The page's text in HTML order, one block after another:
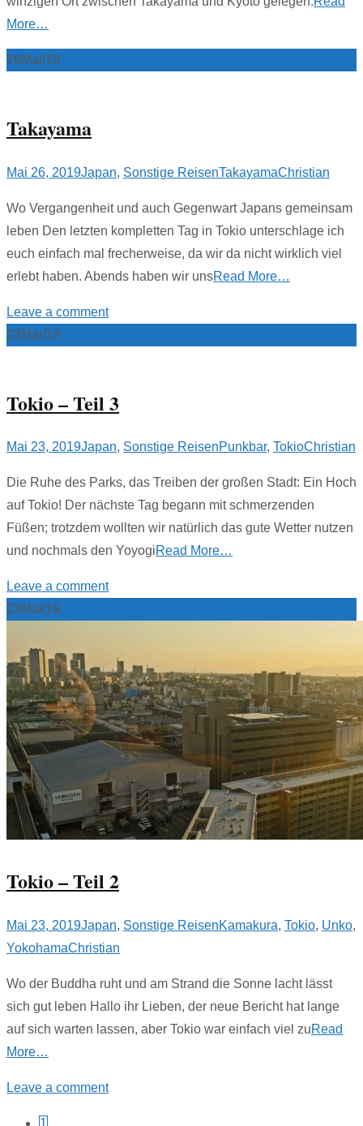
More…
26Mai/19
Takayama
Mai 26, 2019Japan, Sonstige ReisenTakayamaChristian
Wo Vergangenheit und auch Gegenwart Japans gemeinsam
leben Den letzten kompletten Tag in Tokio unterschlage ich
euch einfach mal frecherweise, da wir da nicht wirklich viel
erlebt haben. Abends haben wir unsRead More…
Leave a comment
23Mai/19
Tokio – Teil 3
Mai 23, 2019Japan, Sonstige ReisenPunkbar, TokioChristian
Die Ruhe des Parks, das Treiben der großen Stadt: Ein Hoch
auf Tokio! Der nächste Tag begann mit schmerzenden
Füßen; trotzdem wollten wir natürlich das gute Wetter nutzen
und nochmals den YoyogiRead More…
Leave a comment
23Mai/19
Tokio – Teil 2
Mai 23, 2019Japan, Sonstige ReisenKamakura, Tokio, Unko,
YokohamaChristian
Wo der Buddha ruht und am Strand die Sonne lacht lässt
sich gut leben Hallo ihr Lieben, der neue Bericht hat lange
auf sich warten lassen, aber Tokio war einfach viel zuRead
More…
Leave a comment